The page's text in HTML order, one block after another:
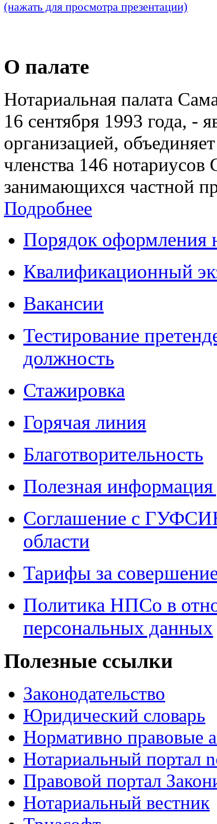
(нажать для просмотра презентации)
О палате
Нотариальная палата
16 сентября 1993 года, -
организацией,
членства 146 нотариусов
занимающихся частной
Подробнее
Порядок оформления
Квалификационный
Вакансии
Тестирование
должность
Стажировка
Горячая линия
Благотворительность
Полезная
Соглашение с
области
Тарифы за
Политика НПСо в
персональных данных
Полезные ссылки
Законодательство
Юридический словарь
Нормативно правовые
Нотариальный портал
Правовой портал
Нотариальный вестник